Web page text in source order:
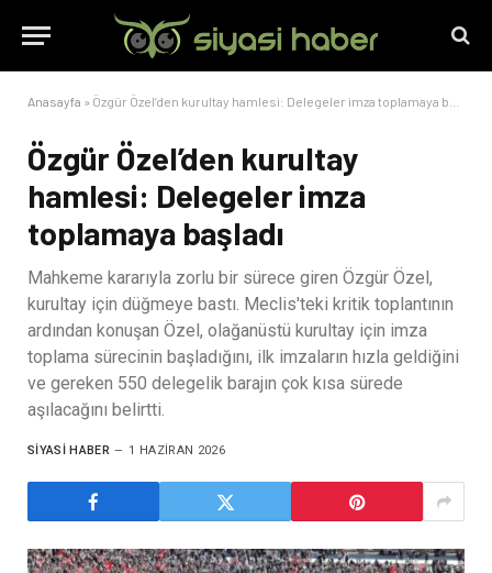
Anasayfa » Özgür Özel’den kurultay hamlesi: Delegeler imza toplamaya başladı
Özgür Özel’den kurultay
hamlesi: Delegeler imza
toplamaya başladı
Mahkeme kararıyla zorlu bir sürece giren Özgür Özel,
kurultay için düğmeye bastı. Meclis'teki kritik toplantının
ardından konuşan Özel, olağanüstü kurultay için imza
toplama sürecinin başladığını, ilk imzaların hızla geldiğini
ve gereken 550 delegelik barajın çok kısa sürede
aşılacağını belirtti.
SIYASI HABER 1 HAZIRAN 2026